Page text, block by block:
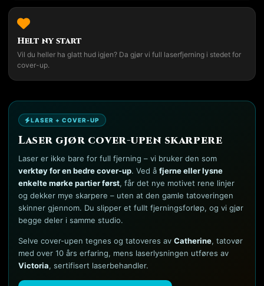
Helt ny start
Vil du heller ha glatt hud igjen? Da gjør vi full laserfjerning i stedet for
cover-up.
LASER + COVER-UP
Laser gjør cover-upen skarpere
Laser er ikke bare for full fjerning – vi bruker den som
verktøy for en bedre cover-up. Ved å fjerne eller lysne
enkelte mørke partier først, får det nye motivet rene linjer
og dekker mye skarpere – uten at den gamle tatoveringen
skinner gjennom. Du slipper et fullt fjerningsforløp, og vi gjør
begge deler i samme studio.
Selve cover-upen tegnes og tatoveres av Catherine, tatovør
med over 10 års erfaring, mens laserlysningen utføres av
Victoria, sertifisert laserbehandler.